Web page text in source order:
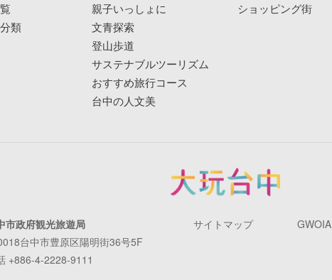
類
親子いっしょに
文青探索
登山歩道
サステナブルツーリズム
おすすめ旅行コース
台中の人文美
ショッピング街
市政府観光旅遊局
台中市豊原区陽明街36号5F
+886-4-2228-9111
サイトマップ GWOIA